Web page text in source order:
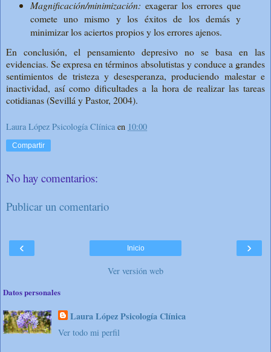
Magnificación/minimización: exagerar los errores que
comete uno mismo y los éxitos de los demás y
minimizar los aciertos propios y los errores ajenos.
En conclusión, el pensamiento depresivo no se basa en las
evidencias. Se expresa en términos absolutistas y conduce a grandes
sentimientos de tristeza y desesperanza, produciendo malestar e
inactividad, así como dificultades a la hora de realizar las tareas
cotidianas (Sevillá y Pastor, 2004).
Laura López Psicología Clínica en 10:00
Compartir
No hay comentarios:
Publicar un comentario
‹ ›
Inicio
Ver versión web
Datos personales
Laura López Psicología Clínica
Ver todo mi perfil